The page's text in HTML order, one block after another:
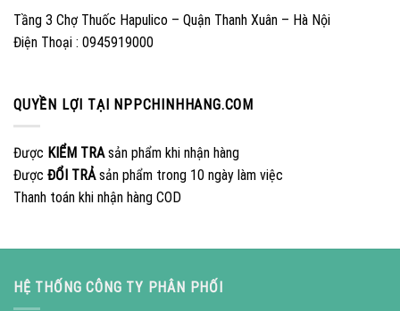
Tầng 3 Chợ Thuốc Hapulico – Quận Thanh Xuân – Hà Nội
Điện Thoại : 0945919000
QUYỀN LỢI TẠI NPPCHINHHANG.COM
Được KIỂM TRAsản phẩm khi nhận hàng
Được ĐỔI TRẢsản phẩm trong 10 ngày làm việc
Thanh toán khi nhận hàng COD
HỆ THỐNG CÔNG TY PHÂN PHỐI